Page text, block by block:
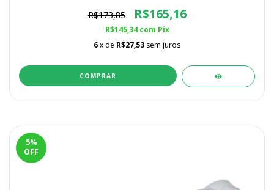
R$173,85 R$165,16
R$145,34 com Pix
6x de R$27,53 sem juros
5%
OFF